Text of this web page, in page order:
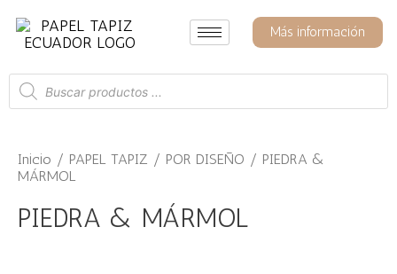
contenido
Más información
Búsqueda
de
productos
Inicio / PAPEL TAPIZ / POR DISEÑO / PIEDRA &
MÁRMOL
PIEDRA & MÁRMOL
por
los